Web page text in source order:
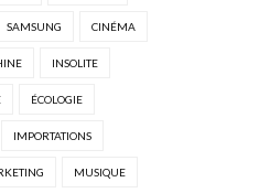
SAMSUNG CINÉMA
INSOLITE
ÉCOLOGIE
IMPORTATIONS
MUSIQUE